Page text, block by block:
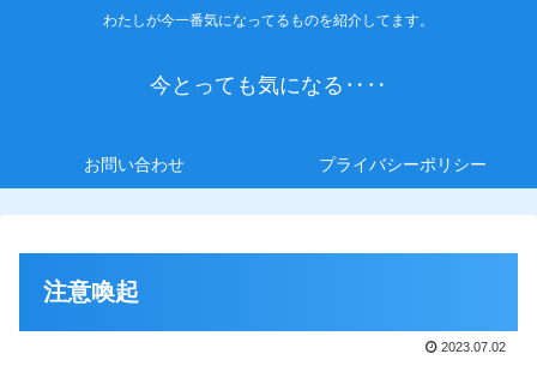
わたしが今一番気になってるものを紹介してます。
今とっても気になる‥‥
お問い合わせ プライバシーポリシー
注意喚起
2023.07.02